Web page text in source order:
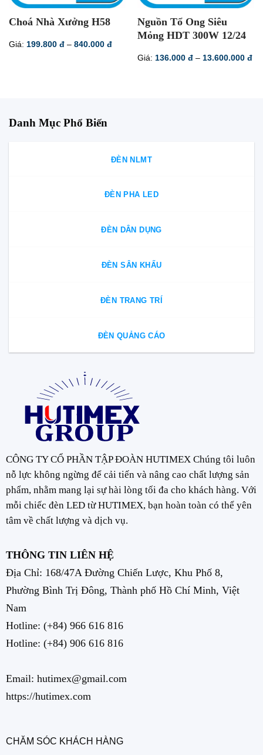
Choá Nhà Xưởng H58
Giá: 199.800 đ – 840.000 đKhoảng
Nguồn Tổ Ong Siêu
Mỏng HDT 300W 12/24
Giá: 136.000 đ – 13.600.000 đ
Danh Mục Phổ Biến
ĐÈN NLMT
ĐÈN PHA LED
ĐÈN DÂN DỤNG
ĐÈN SÂN KHẤU
ĐÈN TRANG TRÍ
ĐÈN QUẢNG CÁO
CÔNG TY CỔ PHẦN TẬP ĐOÀN HUTIMEX Chúng tôi luôn
nỗ lực không ngừng để cải tiến và nâng cao chất lượng sản
phẩm, nhằm mang lại sự hài lòng tối đa cho khách hàng. Với
mỗi chiếc đèn LED từ HUTIMEX, bạn hoàn toàn có thể yên
tâm về chất lượng và dịch vụ.
THÔNG TIN LIÊN HỆ
Địa Chỉ: 168/47A Đường Chiến Lược, Khu Phố 8,
Phường Bình Trị Đông, Thành phố Hồ Chí Minh, Việt
Nam
Hotline: (+84) 966 616 816
Hotline: (+84) 906 616 816
Email: hutimex@gmail.com
https://hutimex.com
CHĂM SÓC KHÁCH HÀNG